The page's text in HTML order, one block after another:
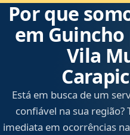
Por que
em
Vila
Está em busca de um
confiável na sua
imediata em ocorrências